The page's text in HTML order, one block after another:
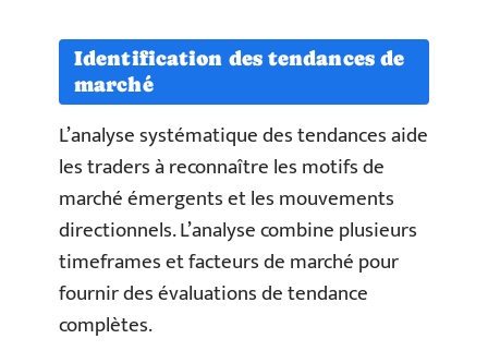
Identification des tendances de
marché
L’analyse systématique des tendances aide
les traders à reconnaître les motifs de
marché émergents et les mouvements
directionnels. L’analyse combine plusieurs
timeframes et facteurs de marché pour
fournir des évaluations de tendance
complètes.